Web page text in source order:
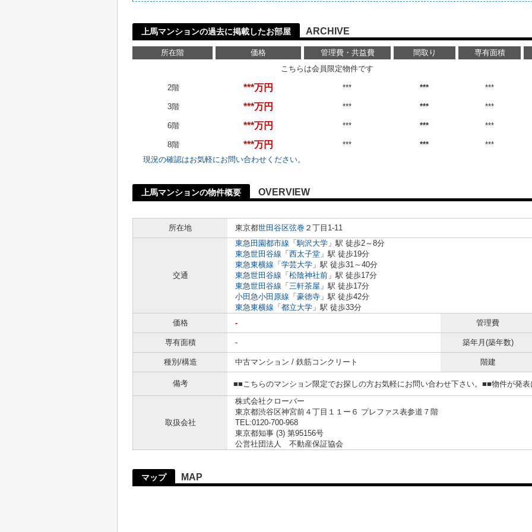
上馬マンションの過去に掲載したお部屋 ARCHIVE
所在階 価格 管理費・共益費 間取り
専有面積
こちらは会員限定物件です
2階 ***万円 *** *** ***
3階 ***万円 *** *** ***
6階 ***万円 *** *** ***
8階 ***万円 *** ***
***
現況の確認はお気軽にお問い合わせください。
上馬マンションの物件概要 OVERVIEW
所在地 東京都世田谷区弦巻 ２丁目1-11
交通
東急田園都市線 「駒沢大学 」駅 徒歩2～8分
東急世田谷線 「 西太子堂 」駅 徒歩19分
東急東横線 「 学芸大学 」駅 徒歩31～40分
東急世田谷線 「 松陰神社前 」駅 徒歩17分
東急世田谷線 「 三軒茶屋 」駅 徒歩17分
小田急小田原線 「 豪徳寺 」駅 徒歩42分
東急東横線 「 都立大学 」駅 徒歩33分
価格
- 管理費
専有面積 - 築年月(築年数)
種別/構造 中古マンション / 鉄筋コンクリート 階建
備考 ■■こちらのマンション限定でお探しの方お気軽にお問い合わせ下さい。■■物件が発
取扱会社
株式会社クローバー
東京都渋谷区神宮前４丁目１１ー６ プレファス表参道７階
TEL:0120-700-968
東京都知事 (3) 第95156号
公営社団法人 不動産保証協会
マップ MAP